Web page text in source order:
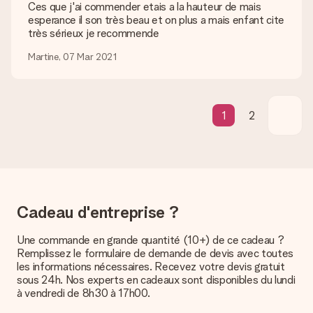
Il n’est, en ce moment, pas possible de choisir une date
précise pour votre cadeau.
Quel est le délai de livraison ? Quand est-ce que mon
Pour l’instant, il n’est pas (encore) possible de choisir une
Paiement
Comment puis-je régler ma commande ?
Nous proposons les formes de paiement suivantes : Paypal,
carte bancaire ou par virement bancaire. Comptez un délai de
3 jours supplémentaires pour la livraison de votre cadeau en
cas de paiement par virement bancaire.
Ces que j'ai commender etais a la hauteur de mais
esperance il son très beau et on plus a mais enfant cite
très sérieux je recommende
Martine, 07 Mar 2021
1 2
Cadeau d'entreprise ?
Une commande en grande quantité (10+) de ce cadeau ?
Remplissez le formulaire de demande de devis avec toutes
les informations nécessaires. Recevez votre devis gratuit
sous 24h. Nos experts en cadeaux sont disponibles du lundi
à vendredi de 8h30 à 17h00.